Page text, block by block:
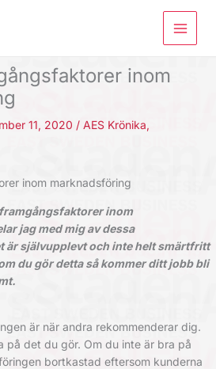
inom
11, 2020 / AES Krönika,
inom marknadsföring
inom
jag med mig av dessa
är självupplevt och inte helt smärtfritt
du gör detta så kommer ditt jobb bli
är när andra rekommenderar dig.
på det du gör. Om du inte är bra på
bortkastad eftersom kunderna